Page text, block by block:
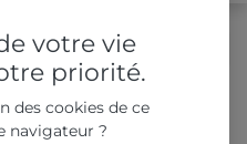
sportifs
buse 19 x 15 x 12,5 cm
votre vie
priorité.
des cookies de ce
navigateur ?